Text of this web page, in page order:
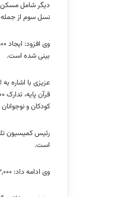
نسل سوم از جمله
بینی شده است.
کودکان و نوجوانان ۱۱۰۰ قسمت مجموعه تلویزیونی با ۲۰ فیلم فاخر می‌باشد.
است.
وی ادامه داد: ۳,۰۰۰ میلیارد ریال اختصاص برای صندوق شکوفایی و نوآوری، (که امسال با توجه به بالا رفتن ارز این بودجه) ۱۵ برابر در نظر گرفته شده است.